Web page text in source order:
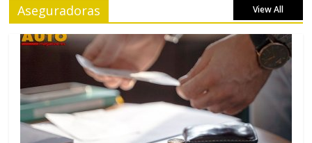
Aseguradoras View All